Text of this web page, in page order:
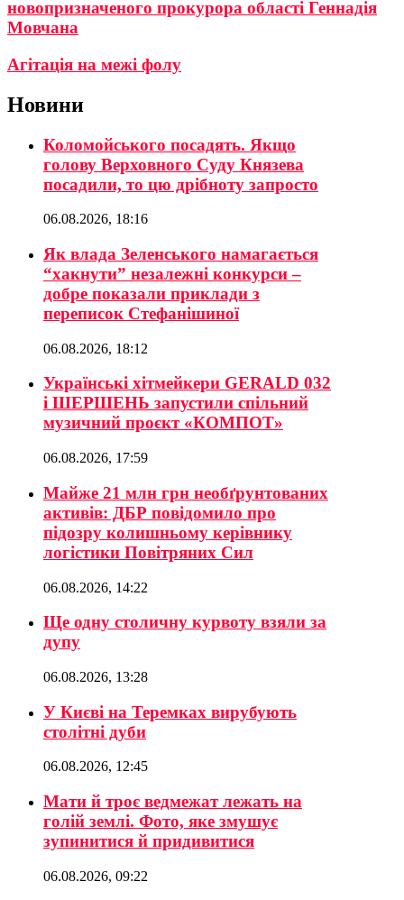
новопризначеного прокурора області Геннадія
Мовчана
Агітація на межі фолу
Новини
Коломойського посадять. Якщо
голову Верховного Суду Князева
посадили, то цю дрібноту запросто
06.08.2026, 18:16
Як влада Зеленського намагається
“хакнути” незалежні конкурси –
добре показали приклади з
переписок Стефанішиної
06.08.2026, 18:12
Українські хітмейкери GERALD 032
і ШЕРШЕНЬ запустили спільний
музичний проєкт «КОМПОТ»
06.08.2026, 17:59
Майже 21 млн грн необґрунтованих
активів: ДБР повідомило про
підозру колишньому керівнику
логістики Повітряних Сил
06.08.2026, 14:22
Ще одну столичну курвоту взяли за
дупу
06.08.2026, 13:28
У Києві на Теремках вирубують
столітні дуби
06.08.2026, 12:45
Мати й троє ведмежат лежать на
голій землі. Фото, яке змушує
зупинитися й придивитися
06.08.2026, 09:22